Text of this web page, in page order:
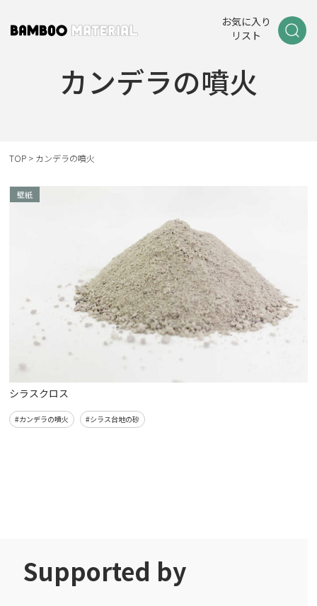
お気に入り
リスト
カンデラの噴火
TOP > カンデラの噴火
壁紙
シラスクロス
#カンデラの噴火 #シラス台地の砂
Supported by